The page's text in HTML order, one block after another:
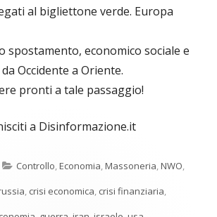
al bigliettone verde. Europa
spostamento, economico sociale e
Occidente a Oriente.
pronti a tale passaggio!
a Disinformazione.it
Categorie
Controllo,Economia,Massoneria,NWO,
, crisi economica, crisi finanziaria,